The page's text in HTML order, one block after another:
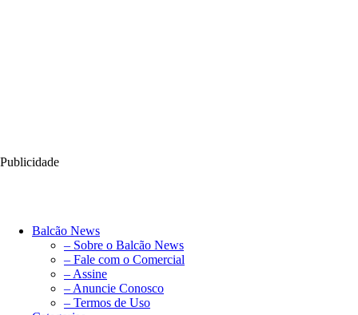
Publicidade
Balcão News
– Sobre o Balcão News
– Fale com o Comercial
– Assine
– Anuncie Conosco
– Termos de Uso